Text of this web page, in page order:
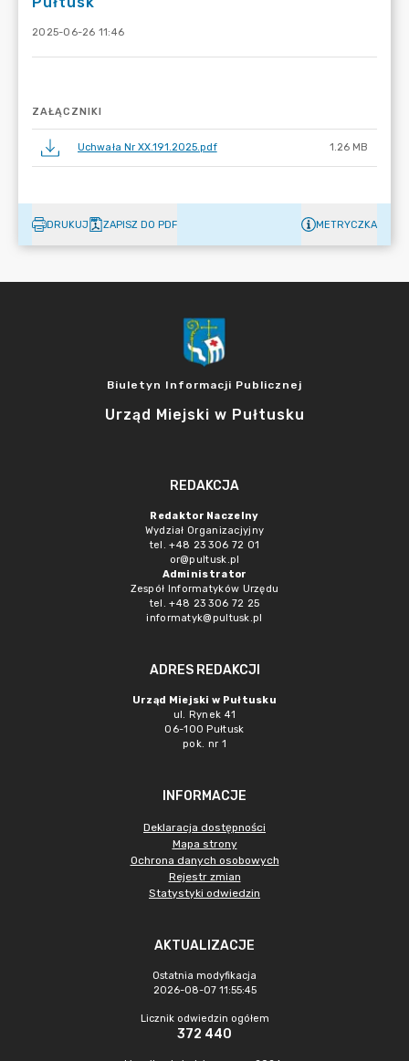
2025-06-26 11:46
ZAŁĄCZNIKI
Uchwała Nr XX.191.2025.pdf 1.26 MB
DRUKUJ ZAPISZ DO PDF METRYCZKA
Biuletyn Informacji Publicznej
Urząd Miejski w Pułtusku
REDAKCJA
Redaktor Naczelny
Wydział Organizacjyjny
tel. +48 23 306 72 01
or@pultusk.pl
Administrator
Zespół Informatyków Urzędu
tel. +48 23 306 72 25
informatyk@pultusk.pl
ADRES REDAKCJI
Urząd Miejski w Pułtusku
ul. Rynek 41
06-100 Pułtusk
pok. nr 1
INFORMACJE
Deklaracja dostępności
Mapa strony
Ochrona danych osobowych
Rejestr zmian
Statystyki odwiedzin
AKTUALIZACJE
Ostatnia modyfikacja
2026-08-07 11:55:45
Licznik odwiedzin ogółem
372 440